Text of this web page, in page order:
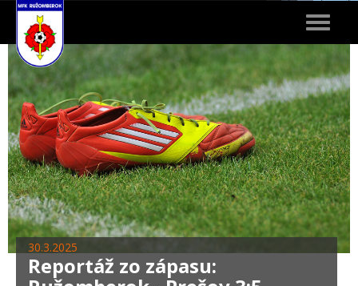
Toggle
30.3.2025
Reportáž zo zápasu: